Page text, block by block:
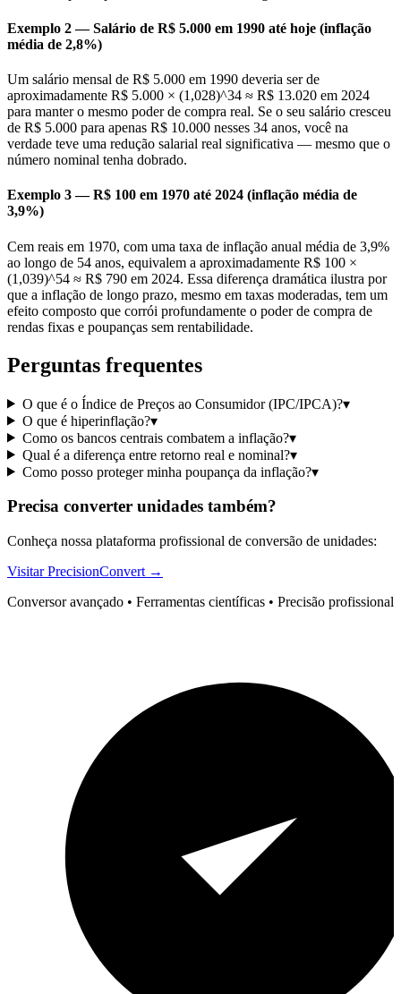
Exemplo 2 — Salário de R$ 5.000 em 1990 até hoje (inflação
média de 2,8%)
Um salário mensal de R$ 5.000 em 1990 deveria ser de
aproximadamente R$ 5.000 × (1,028)^34 ≈ R$ 13.020 em 2024
para manter o mesmo poder de compra real. Se o seu salário cresceu
de R$ 5.000 para apenas R$ 10.000 nesses 34 anos, você na
verdade teve uma redução salarial real significativa — mesmo que o
número nominal tenha dobrado.
Exemplo 3 — R$ 100 em 1970 até 2024 (inflação média de
3,9%)
Cem reais em 1970, com uma taxa de inflação anual média de 3,9%
ao longo de 54 anos, equivalem a aproximadamente R$ 100 ×
(1,039)^54 ≈ R$ 790 em 2024. Essa diferença dramática ilustra por
que a inflação de longo prazo, mesmo em taxas moderadas, tem um
efeito composto que corrói profundamente o poder de compra de
rendas fixas e poupanças sem rentabilidade.
Perguntas frequentes
O que é o Índice de Preços ao Consumidor (IPC/IPCA)?▾
O que é hiperinflação?▾
Como os bancos centrais combatem a inflação?▾
Qual é a diferença entre retorno real e nominal?▾
Como posso proteger minha poupança da inflação?▾
Precisa converter unidades também?
Conheça nossa plataforma profissional de conversão de unidades:
Visitar PrecisionConvert →
Conversor avançado • Ferramentas científicas • Precisão profissional